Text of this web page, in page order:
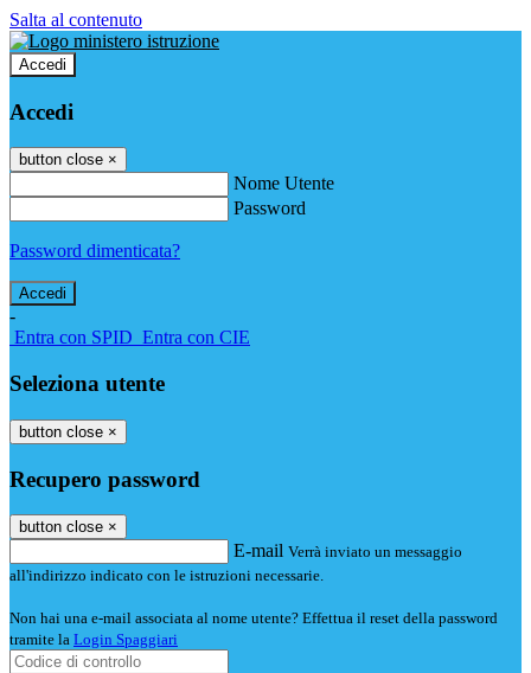
Salta al contenuto
Accedi
Accedi
button close ×
Nome Utente
Password
Password dimenticata?
-
Entra con SPID Entra con CIE
Seleziona utente
button close ×
Recupero password
button close ×
E-mail Verrà inviato un messaggio
all'indirizzo indicato con le istruzioni necessarie.
Non hai una e-mail associata al nome utente? Effettua il reset della password
tramite la Login Spaggiari